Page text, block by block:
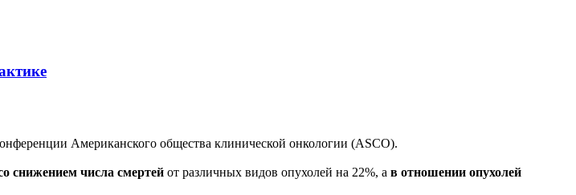
Американского общества клинической онкологии (ASCO).
снижением числа смертей от различных видов опухолей на 22%, а в отношении опухолей